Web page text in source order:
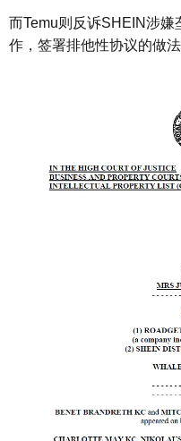
而Temu则反诉SHEIN涉嫌
作，签署排他性协议的做